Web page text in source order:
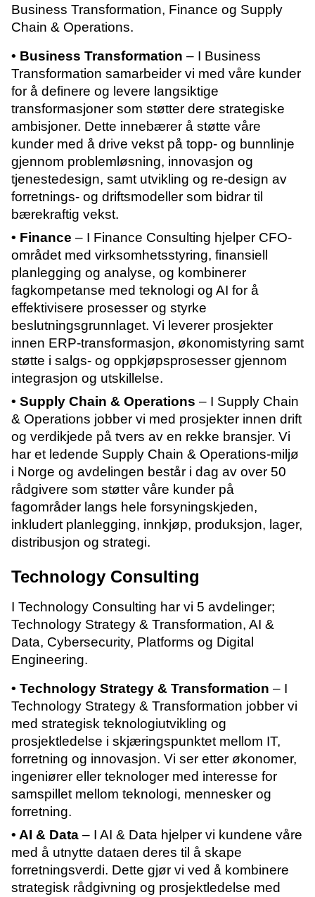
Business Transformation, Finance og Supply
Chain & Operations.
• Business Transformation – I Business
Transformation samarbeider vi med våre kunder
for å definere og levere langsiktige
transformasjoner som støtter dere strategiske
ambisjoner. Dette innebærer å støtte våre
kunder med å drive vekst på topp- og bunnlinje
gjennom problemløsning, innovasjon og
tjenestedesign, samt utvikling og re-design av
forretnings- og driftsmodeller som bidrar til
bærekraftig vekst.
• Finance – I Finance Consulting hjelper CFO-
området med virksomhetsstyring, finansiell
planlegging og analyse, og kombinerer
fagkompetanse med teknologi og AI for å
effektivisere prosesser og styrke
beslutningsgrunnlaget. Vi leverer prosjekter
innen ERP-transformasjon, økonomistyring samt
støtte i salgs- og oppkjøpsprosesser gjennom
integrasjon og utskillelse.
• Supply Chain & Operations – I Supply Chain
& Operations jobber vi med prosjekter innen drift
og verdikjede på tvers av en rekke bransjer. Vi
har et ledende Supply Chain & Operations-miljø
i Norge og avdelingen består i dag av over 50
rådgivere som støtter våre kunder på
fagområder langs hele forsyningskjeden,
inkludert planlegging, innkjøp, produksjon, lager,
distribusjon og strategi.
Technology Consulting
I Technology Consulting har vi 5 avdelinger;
Technology Strategy & Transformation, AI &
Data, Cybersecurity, Platforms og Digital
Engineering.
• Technology Strategy & Transformation – I
Technology Strategy & Transformation jobber vi
med strategisk teknologiutvikling og
prosjektledelse i skjæringspunktet mellom IT,
forretning og innovasjon. Vi ser etter økonomer,
ingeniører eller teknologer med interesse for
samspillet mellom teknologi, mennesker og
forretning.
• AI & Data – I AI & Data hjelper vi kundene våre
med å utnytte dataen deres til å skape
forretningsverdi. Dette gjør vi ved å kombinere
strategisk rådgivning og prosjektledelse med